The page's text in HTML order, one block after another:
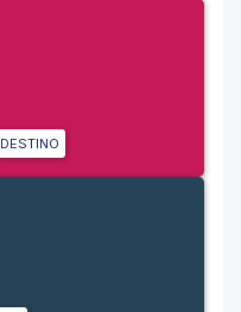
DESTINO